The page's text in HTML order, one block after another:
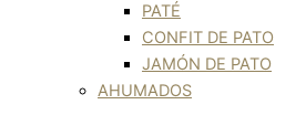
PATÉ
CONFIT DE PATO
JAMÓN DE PATO
AHUMADOS